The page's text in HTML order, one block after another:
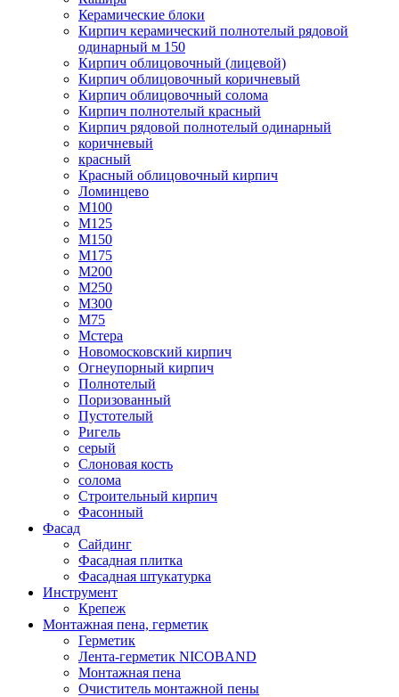
Керамические блоки
Кирпич керамический полнотелый рядовой
одинарный м 150
Кирпич облицовочный (лицевой)
Кирпич облицовочный коричневый
Кирпич облицовочный солома
Кирпич полнотелый красный
Кирпич рядовой полнотелый одинарный
коричневый
красный
Красный облицовочный кирпич
Ломинцево
М100
М125
М150
М175
М200
М250
М300
М75
Мстера
Новомосковский кирпич
Огнеупорный кирпич
Полнотелый
Поризованный
Пустотелый
Ригель
серый
Слоновая кость
солома
Строительный кирпич
Фасонный
Фасад
Сайдинг
Фасадная плитка
Фасадная штукатурка
Инструмент
Крепеж
Монтажная пена, герметик
Герметик
Лента-герметик NICOBAND
Монтажная пена
Очиститель монтажной пены